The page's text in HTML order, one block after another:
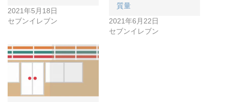
2021年5月18日
セブンイレブン
質量
2021年6月22日
セブンイレブン